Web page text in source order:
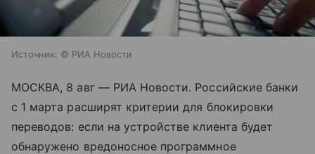
Источник: © РИА Новости
МОСКВА, 8 авг — РИА Новости. Российские банки
с 1 марта расширят критерии для блокировки
переводов: если на устройстве клиента будет
обнаружено вредоносное программное